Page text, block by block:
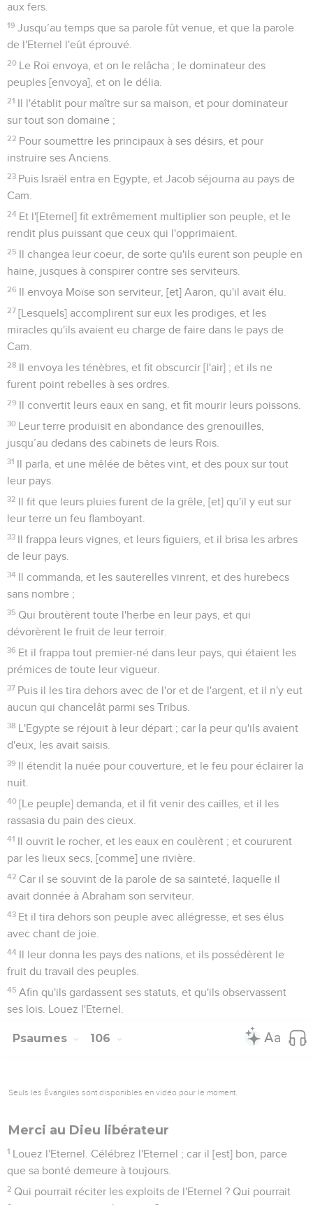
aux fers.
19 Jusqu’au temps que sa parole fût venue, et que la parole
de l'Eternel l'eût éprouvé.
20 Le Roi envoya, et on le relâcha ; le dominateur des
peuples [envoya], et on le délia.
21 Il l'établit pour maître sur sa maison, et pour dominateur
sur tout son domaine ;
22 Pour soumettre les principaux à ses désirs, et pour
instruire ses Anciens.
23 Puis Israël entra en Egypte, et Jacob séjourna au pays de
Cam.
24 Et l'[Eternel] fit extrêmement multiplier son peuple, et le
rendit plus puissant que ceux qui l'opprimaient.
25 Il changea leur coeur, de sorte qu'ils eurent son peuple en
haine, jusques à conspirer contre ses serviteurs.
26 Il envoya Moïse son serviteur, [et] Aaron, qu'il avait élu.
27 [Lesquels] accomplirent sur eux les prodiges, et les
miracles qu'ils avaient eu charge de faire dans le pays de
Cam.
28 Il envoya les ténèbres, et fit obscurcir [l'air] ; et ils ne
furent point rebelles à ses ordres.
29 Il convertit leurs eaux en sang, et fit mourir leurs poissons.
30 Leur terre produisit en abondance des grenouilles,
jusqu’au dedans des cabinets de leurs Rois.
31 Il parla, et une mêlée de bêtes vint, et des poux sur tout
leur pays.
32 Il fit que leurs pluies furent de la grêle, [et] qu'il y eut sur
leur terre un feu flamboyant.
33 Il frappa leurs vignes, et leurs figuiers, et il brisa les arbres
de leur pays.
34 Il commanda, et les sauterelles vinrent, et des hurebecs
sans nombre ;
35 Qui broutèrent toute l'herbe en leur pays, et qui
dévorèrent le fruit de leur terroir.
36 Et il frappa tout premier-né dans leur pays, qui étaient les
prémices de toute leur vigueur.
37 Puis il les tira dehors avec de l'or et de l'argent, et il n'y eut
aucun qui chancelât parmi ses Tribus.
38 L'Egypte se réjouit à leur départ ; car la peur qu'ils avaient
d'eux, les avait saisis.
39 Il étendit la nuée pour couverture, et le feu pour éclairer la
nuit.
40 [Le peuple] demanda, et il fit venir des cailles, et il les
rassasia du pain des cieux.
41 Il ouvrit le rocher, et les eaux en coulèrent ; et coururent
par les lieux secs, [comme] une rivière.
42 Car il se souvint de la parole de sa sainteté, laquelle il
avait donnée à Abraham son serviteur.
43 Et il tira dehors son peuple avec allégresse, et ses élus
avec chant de joie.
44 Il leur donna les pays des nations, et ils possédèrent le
fruit du travail des peuples.
45 Afin qu'ils gardassent ses statuts, et qu'ils observassent
ses lois. Louez l'Eternel.
Psaumes 106
Seuls les Évangiles sont disponibles en vidéo pour le moment.
Merci au Dieu libérateur
1 Louez l'Eternel. Célébrez l'Eternel ; car il [est] bon, parce
que sa bonté demeure à toujours.
2 Qui pourrait réciter les exploits de l'Eternel ? Qui pourrait